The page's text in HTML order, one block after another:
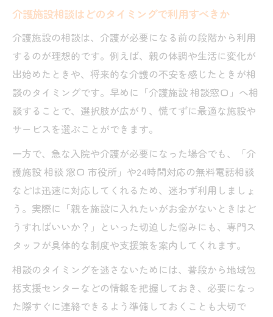
介護施設相談はどのタイミングで利用すべきか
介護施設の相談は、介護が必要になる前の段階から利用
するのが理想的です。例えば、親の体調や生活に変化が
出始めたときや、将来的な介護の不安を感じたときが相
談のタイミングです。早めに「介護施設 相談窓口」へ相
談することで、選択肢が広がり、慌てずに最適な施設や
サービスを選ぶことができます。
一方で、急な入院や介護が必要になった場合でも、「介
護施設 相談 窓口 市役所」や24時間対応の無料電話相談
などは迅速に対応してくれるため、迷わず利用しましょ
う。実際に「親を施設に入れたいがお金がないときはど
うすればいいか？」といった切迫した悩みにも、専門ス
タッフが具体的な制度や支援策を案内してくれます。
相談のタイミングを逃さないためには、普段から地域包
括支援センターなどの情報を把握しておき、必要になっ
た際すぐに連絡できるよう準備しておくことも大切で